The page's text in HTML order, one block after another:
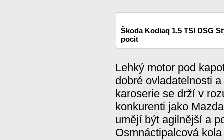
Škoda Kodiaq 1.5 TSI DSG
pocit
Lehký motor pod
dobré ovladatelnosti
karoserie se drží v
konkurenti jako
umějí být agilnější a
Osmnáctipalcová